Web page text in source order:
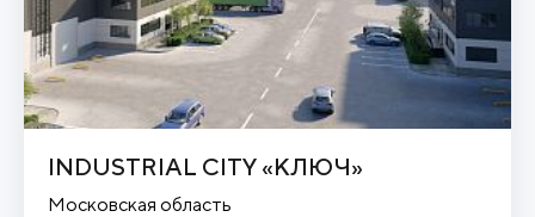
INDUSTRIAL CITY «КЛЮЧ»
Московская область